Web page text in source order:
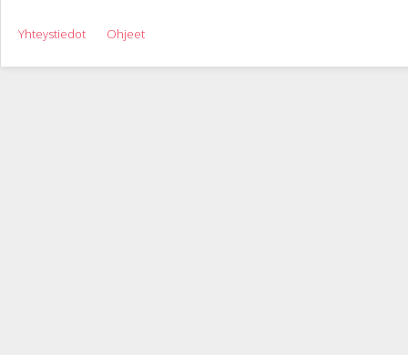
Yhteystiedot Ohjeet